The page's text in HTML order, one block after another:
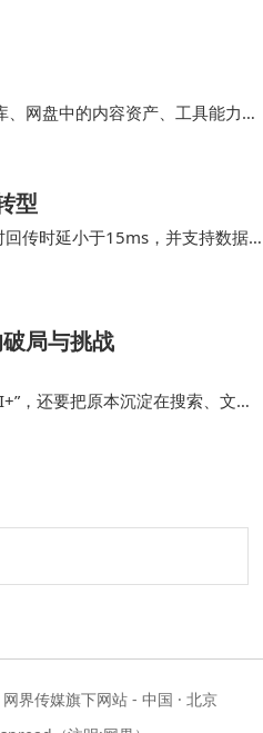
网盘中的内容资产、工具能力与
搜索产…
型
传时延小于15ms，并支持数据在
局与挑战
，还要把原本沉淀在搜索、文
界传媒旗下网站 - 中国 · 北京